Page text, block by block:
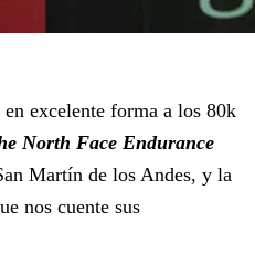
excelente forma a los 80k
North Face Endurance
Martín de los Andes, y la
nos cuente sus